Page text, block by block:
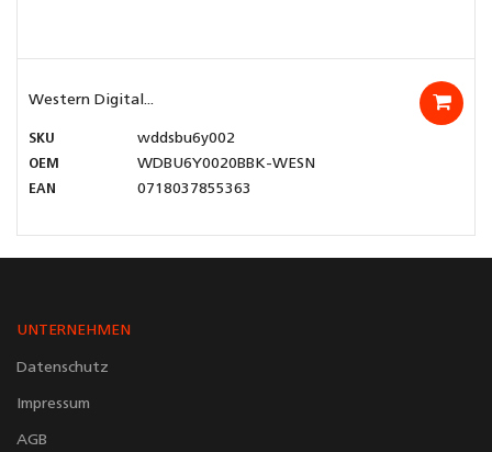
Western Digital...
SKU
wddsbu6y002
OEM
WDBU6Y0020BBK-WESN
EAN
0718037855363
UNTERNEHMEN
Datenschutz
Impressum
AGB